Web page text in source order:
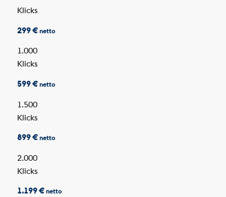
Klicks
299 € netto
1.000
Klicks
599 € netto
1.500
Klicks
899 € netto
2.000
Klicks
1.199 € netto